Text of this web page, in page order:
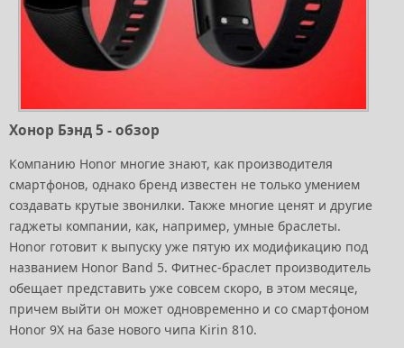
Хонор Бэнд 5 - обзор
Компанию Honor многие знают, как производителя
смартфонов, однако бренд известен не только умением
создавать крутые звонилки. Также многие ценят и другие
гаджеты компании, как, например, умные браслеты.
Honor готовит к выпуску уже пятую их модификацию под
названием Honor Band 5. Фитнес-браслет производитель
обещает представить уже совсем скоро, в этом месяце,
причем выйти он может одновременно и со смартфоном
Honor 9X на базе нового чипа Kirin 810.